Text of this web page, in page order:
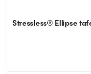
Stressless® Ellipse